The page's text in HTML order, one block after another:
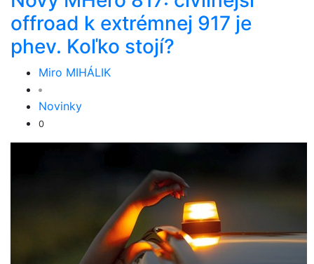
offroad k extrémnej 917 je
phev. Koľko stojí?
Miro MIHÁLIK
Novinky
0